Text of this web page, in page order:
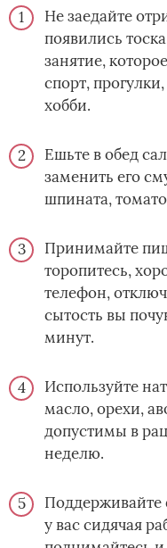
Не заедайте
появились
занятие,
спорт,
хобби.
Ешьте в обед
заменить его
шпината,
Принимайте
торопитесь,
телефон,
сытость вы
минут.
Используйте
масло, орехи,
допустимы в
неделю.
Поддерживайте
у вас сидячая